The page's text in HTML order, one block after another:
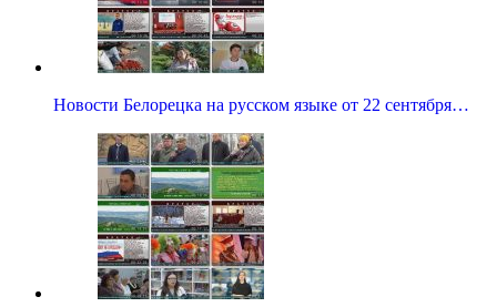
Новости Белорецка на русском языке от 22 сентября…